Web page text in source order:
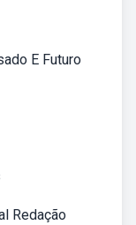
E Futuro
Redação